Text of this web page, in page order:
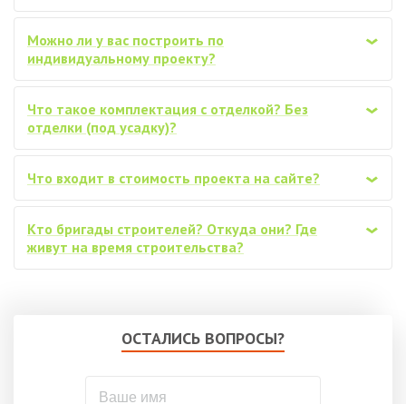
‹
Можно ли у вас построить по
индивидуальному проекту?
‹
Что такое комплектация с отделкой? Без
отделки (под усадку)?
‹
Что входит в стоимость проекта на сайте?
‹
Кто бригады строителей? Откуда они? Где
живут на время строительства?
ОСТАЛИСЬ ВОПРОСЫ?